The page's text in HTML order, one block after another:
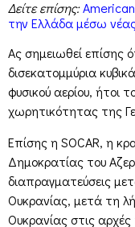
Δείτε επίσης:
την Ελλάδα μέσω
Ας σημειωθεί επίσης
δισεκατομμύρια
φυσικού αερίου, ήτοι
χωρητικότητας της
Επίσης η SOCAR, η
Δημοκρατίας του
διαπραγματεύσεις
Ουκρανίας, μετά τη
Ουκρανίας στις